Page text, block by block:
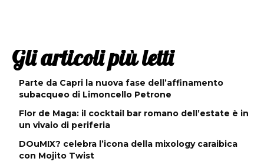
Gli articoli più letti
Parte da Capri la nuova fase dell’affinamento
subacqueo di Limoncello Petrone
Flor de Maga: il cocktail bar romano dell’estate è in
un vivaio di periferia
DOuMIX? celebra l’icona della mixology caraibica
con Mojito Twist